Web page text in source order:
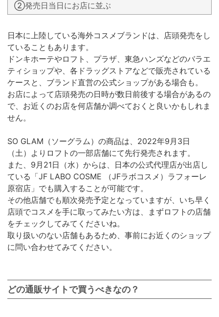
②発売日当日にお店に並ぶ
日本に上陸している海外コスメブランドは、店頭発売をし
ていることもあります。
ドンキホーテやロフト、プラザ、東急ハンズなどのバラエ
ティショップや、各ドラッグストアなどで販売されている
ケースと、ブランド直営の公式ショップがある場合も。
お店によって店頭発売の日時が数日前後する場合があるの
で、お近くのお店を何店舗か調べておくと良いかもしれま
せん。
SO GLAM（ソーグラム）の商品は、2022年9月3日
（土）よりロフトの一部店舗にて先行発売されます。
また、9月21日（水）からは、日本の公式代理店が出店し
ている「JF LABO COSME （JFラボコスメ）ラフォーレ
原宿店」でも購入することが可能です。
その他店舗でも順次発売予定となっていますが、いち早く
店頭でコスメを手に取ってみたい方は、まずロフトの店舗
をチェックしてみてくださいね。
取り扱いのない店舗もあるため、事前にお近くのショップ
に問い合わせてみてください。
どの通販サイトで買うべきなの？